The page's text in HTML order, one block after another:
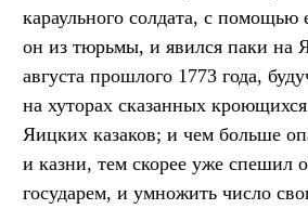
караульного солдата, с помощью
он из тюрьмы, и явился паки на
августа прошлого 1773 года,
на хуторах сказанных
Яицких казаков; и чем больше
и казни, тем скорее уже спешил
государем, и умножить число